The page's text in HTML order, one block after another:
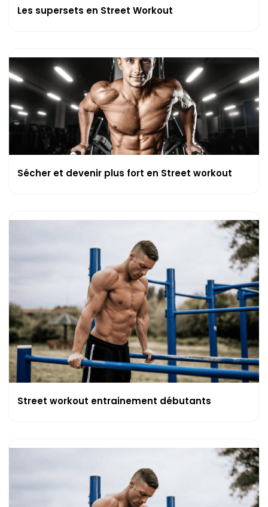
Les supersets en Street Workout
Sécher et devenir plus fort en Street workout
Street workout entrainement débutants